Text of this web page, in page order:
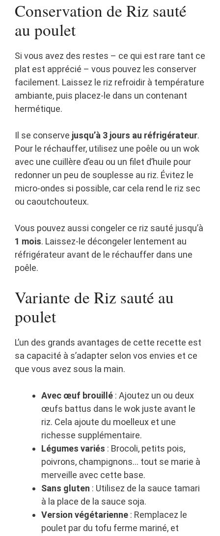
Conservation de Riz sauté
au poulet
Si vous avez des restes – ce qui est rare tant ce
plat est apprécié – vous pouvez les conserver
facilement. Laissez le riz refroidir à température
ambiante, puis placez-le dans un contenant
hermétique.
Il se conserve jusqu’à 3 jours au réfrigérateur.
Pour le réchauffer, utilisez une poêle ou un wok
avec une cuillère d’eau ou un filet d’huile pour
redonner un peu de souplesse au riz. Évitez le
micro-ondes si possible, car cela rend le riz sec
ou caoutchouteux.
Vous pouvez aussi congeler ce riz sauté jusqu’à
1 mois. Laissez-le décongeler lentement au
réfrigérateur avant de le réchauffer dans une
poêle.
Variante de Riz sauté au
poulet
L’un des grands avantages de cette recette est
sa capacité à s’adapter selon vos envies et ce
que vous avez sous la main.
Avec œuf brouillé : Ajoutez un ou deux
œufs battus dans le wok juste avant le
riz. Cela ajoute du moelleux et une
richesse supplémentaire.
Légumes variés : Brocoli, petits pois,
poivrons, champignons… tout se marie à
merveille avec cette base.
Sans gluten : Utilisez de la sauce tamari
à la place de la sauce soja.
Version végétarienne : Remplacez le
poulet par du tofu ferme mariné, et